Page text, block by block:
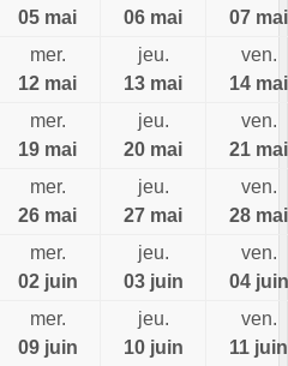
05 mai
06 mai
07 mai
mer.
12 mai
jeu.
13 mai
ven.
14 mai
mer.
19 mai
jeu.
20 mai
ven.
21 mai
mer.
26 mai
jeu.
27 mai
ven.
28 mai
mer.
02 juin
jeu.
03 juin
ven.
04 juin
mer.
09 juin
jeu.
10 juin
ven.
11 juin